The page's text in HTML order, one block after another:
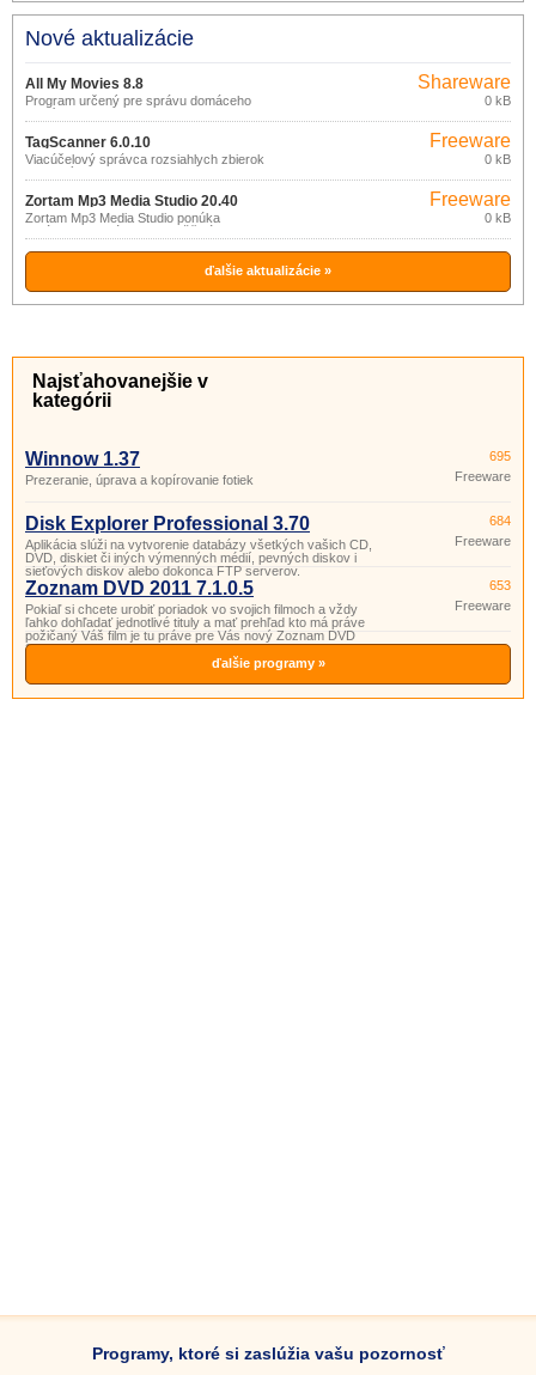
Nové aktualizácie
All My Movies 8.8
Program určený pre správu domáceho
archívu filmov na DVD alebo CD
diskoch, VHS páskach a pod.
Shareware
0 kB
TagScanner 6.0.10
Viacúčelový správca rozsiahlych zbierok
hudobných titulov.
Freeware
0 kB
Zortam Mp3 Media Studio 20.40
Zortam Mp3 Media Studio ponúka
správcu MP3 súborov umožňujúci ich
zaradenie do knižnice a vyhľadávanie,
nástroj na úpravu ID3v1 a ID3v2.
Freeware
0 kB
ďalšie aktualizácie »
Najsťahovanejšie v
kategórii
Winnow 1.37
Prezeranie, úprava a kopírovanie fotiek
695
Freeware
Disk Explorer Professional 3.70
Aplikácia slúži na vytvorenie databázy všetkých vašich CD,
DVD, diskiet či iných výmenných médií, pevných diskov i
sieťových diskov alebo dokonca FTP serverov.
684
Freeware
Zoznam DVD 2011 7.1.0.5
Pokiaľ si chcete urobiť poriadok vo svojich filmoch a vždy
ľahko dohľadať jednotlivé tituly a mať prehľad kto má práve
požičaný Váš film je tu práve pre Vás nový Zoznam DVD
2011.
653
Freeware
ďalšie programy »
Programy, ktoré si zaslúžia vašu pozornosť